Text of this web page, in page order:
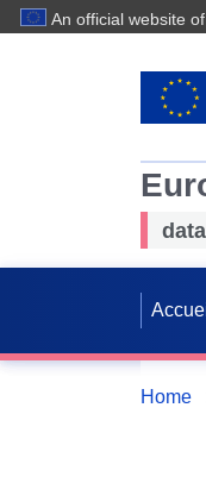
An official website
Home